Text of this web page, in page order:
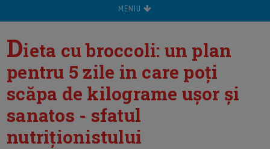
MENIU
Dieta cu broccoli: un plan
pentru 5 zile in care poți
scăpa de kilograme ușor și
sanatos - sfatul
nutriționistului